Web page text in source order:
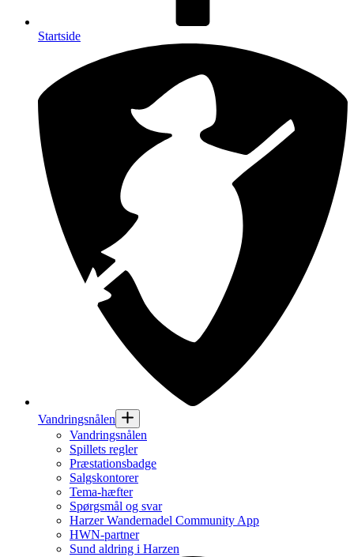
Startside
Vandringsnålen
Vandringsnålen
Spillets regler
Præstationsbadge
Salgskontorer
Tema-hæfter
Spørgsmål og svar
Harzer Wandernadel Community App
HWN-partner
Sund aldring i Harzen